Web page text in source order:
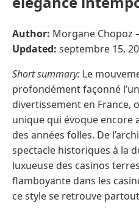
Author: Morgane Chopoz
Updated: septembre 15,
Short summary: Le
profondément façonné
divertissement en France,
unique qui évoque encore
des années folles. De
spectacle historiques à la
luxueuse des casinos
flamboyante dans les
ce style se retrouve